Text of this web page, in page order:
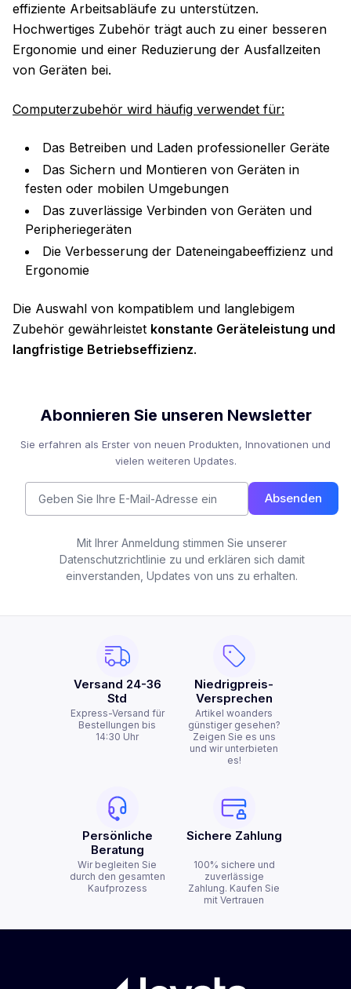
effiziente Arbeitsabläufe zu unterstützen.
Hochwertiges Zubehör trägt auch zu einer besseren
Ergonomie und einer Reduzierung der Ausfallzeiten
von Geräten bei.
Computerzubehör wird häufig verwendet für:
Das Betreiben und Laden professioneller Geräte
Das Sichern und Montieren von Geräten in
festen oder mobilen Umgebungen
Das zuverlässige Verbinden von Geräten und
Peripheriegeräten
Die Verbesserung der Dateneingabeeffizienz und
Ergonomie
Die Auswahl von kompatiblem und langlebigem
Zubehör gewährleistet konstante Geräteleistung und
langfristige Betriebseffizienz.
Abonnieren Sie unseren Newsletter
Sie erfahren als Erster von neuen Produkten, Innovationen und
vielen weiteren Updates.
Absenden
Mit Ihrer Anmeldung stimmen Sie unserer
Datenschutzrichtlinie zu und erklären sich damit
einverstanden, Updates von uns zu erhalten.
Versand 24-36
Std
Express-Versand für
Bestellungen bis
14:30 Uhr
Niedrigpreis-
Versprechen
Artikel woanders
günstiger gesehen?
Zeigen Sie es uns
und wir unterbieten
es!
Persönliche
Beratung
Wir begleiten Sie
durch den gesamten
Kaufprozess
Sichere Zahlung
100% sichere und
zuverlässige
Zahlung. Kaufen Sie
mit Vertrauen